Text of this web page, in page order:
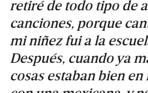
retiré de todo tipo de
canciones, porque
mi niñez fui a la
Después, cuando ya
cosas estaban bien